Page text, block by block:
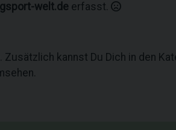
welt.de erfasst.
. Zusätzlich kannst Du Dich in den